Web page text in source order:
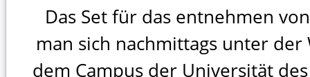
Das Set für das entnehmen
man sich nachmittags unter
dem Campus der Universität